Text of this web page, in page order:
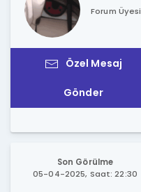
Forum Üyesi
Özel Mesaj
Gönder
Son Görülme
05-04-2025, Saat: 22:30